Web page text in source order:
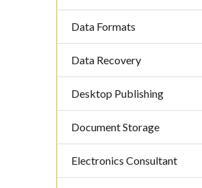
Data Formats
Data Recovery
Desktop Publishing
Document Storage
Electronics Consultant